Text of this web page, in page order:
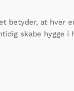
betyder, at hver
skabe hygge